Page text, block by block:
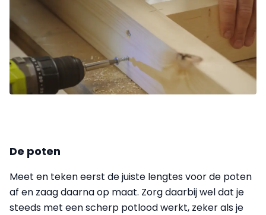
De poten
Meet en teken eerst de juiste lengtes voor de poten
af en zaag daarna op maat. Zorg daarbij wel dat je
steeds met een scherp potlood werkt, zeker als je